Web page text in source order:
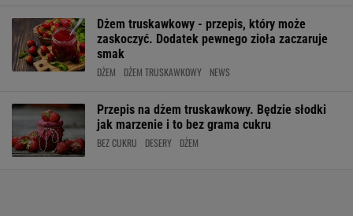
Dżem truskawkowy - przepis, który może
zaskoczyć. Dodatek pewnego zioła zaczaruje
smak
DŻEM DŻEM TRUSKAWKOWY NEWS
Przepis na dżem truskawkowy. Będzie słodki
jak marzenie i to bez grama cukru
BEZ CUKRU DESERY DŻEM